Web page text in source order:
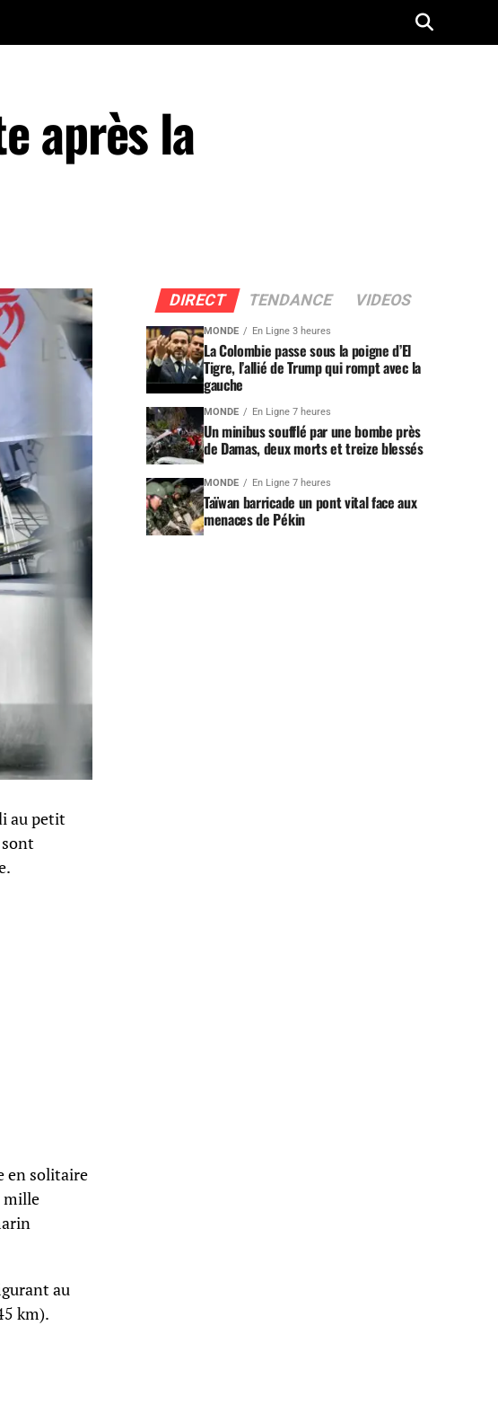
après la
au petit
sont
en solitaire
mille
au
km).
DIRECT TENDANCE VIDEOS
MONDE En Ligne 3 heures
La Colombie passe sous la poigne d’El
Tigre, l’allié de Trump qui rompt avec la
gauche
MONDE En Ligne 7 heures
Un minibus soufflé par une bombe près
de Damas, deux morts et treize blessés
MONDE En Ligne 7 heures
Taïwan barricade un pont vital face aux
menaces de Pékin